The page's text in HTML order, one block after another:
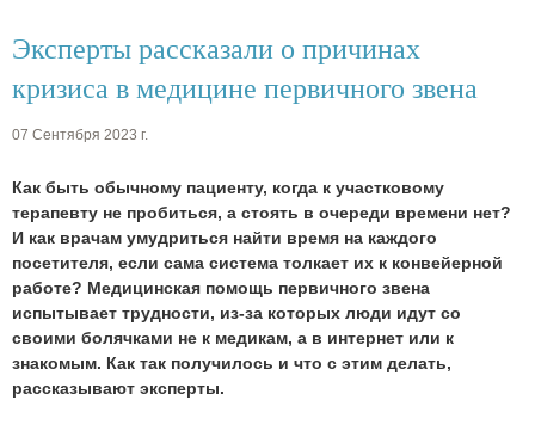
Эксперты рассказали о причинах
кризиса в медицине первичного звена
07 Сентября 2023 г.
Как быть обычному пациенту, когда к участковому
терапевту не пробиться, а стоять в очереди времени нет?
И как врачам умудриться найти время на каждого
посетителя, если сама система толкает их к конвейерной
работе? Медицинская помощь первичного звена
испытывает трудности, из-за которых люди идут со
своими болячками не к медикам, а в интернет или к
знакомым. Как так получилось и что с этим делать,
рассказывают эксперты.